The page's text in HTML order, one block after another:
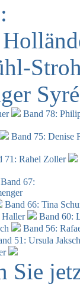
Syré
Band 78:
Band 75: Denise
71: Rahel Zoller
Band 67:
Band 66: Tina
Haller
Band 60:
Band 56:
51: Ursula Jaksch
Sie